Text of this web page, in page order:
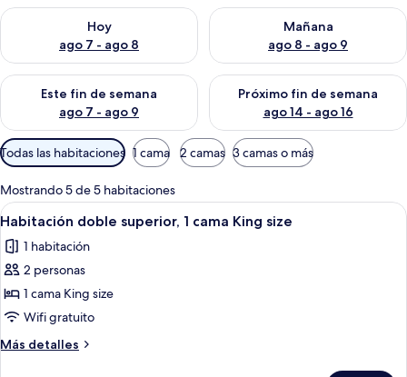
Hoy
ago 7 - ago 8
Consulta la disponibilidad para hoy ago 7 - ago 8
Mañana
ago 8 - ago 9
Consulta la disponibilidad
Este fin de semana
ago 7 - ago 9
Consulta la disponibilidad para este fin de semana ago 7 -
Próximo fin de semana
ago 14 - ago 16
Consulta la disponibilidad
Filtros
disponibles
para
las
habitaciones
Todas las habitaciones 1 cama 2 camas 3 camas o más
Mostrando 5 de 5 habitaciones
Abrir
todas
las
fotos
de
Habitación
doble
superior,
Un dormitorio con una cama
5
Habitación doble superior, 1 cama King size
1 habitación
2 personas
1 cama King size
Wifi gratuito
Más detalles
Más